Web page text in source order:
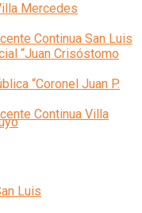
Luis
Mercedes
Continua San Luis
“Juan Crisóstomo
“Coronel Juan P.
Continua Villa